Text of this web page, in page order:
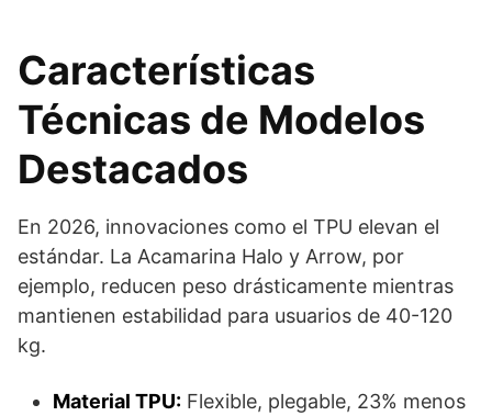
Características
Técnicas de Modelos
Destacados
En 2026, innovaciones como el TPU elevan el
estándar. La Acamarina Halo y Arrow, por
ejemplo, reducen peso drásticamente mientras
mantienen estabilidad para usuarios de 40-120
kg.
Material TPU: Flexible, plegable, 23% menos